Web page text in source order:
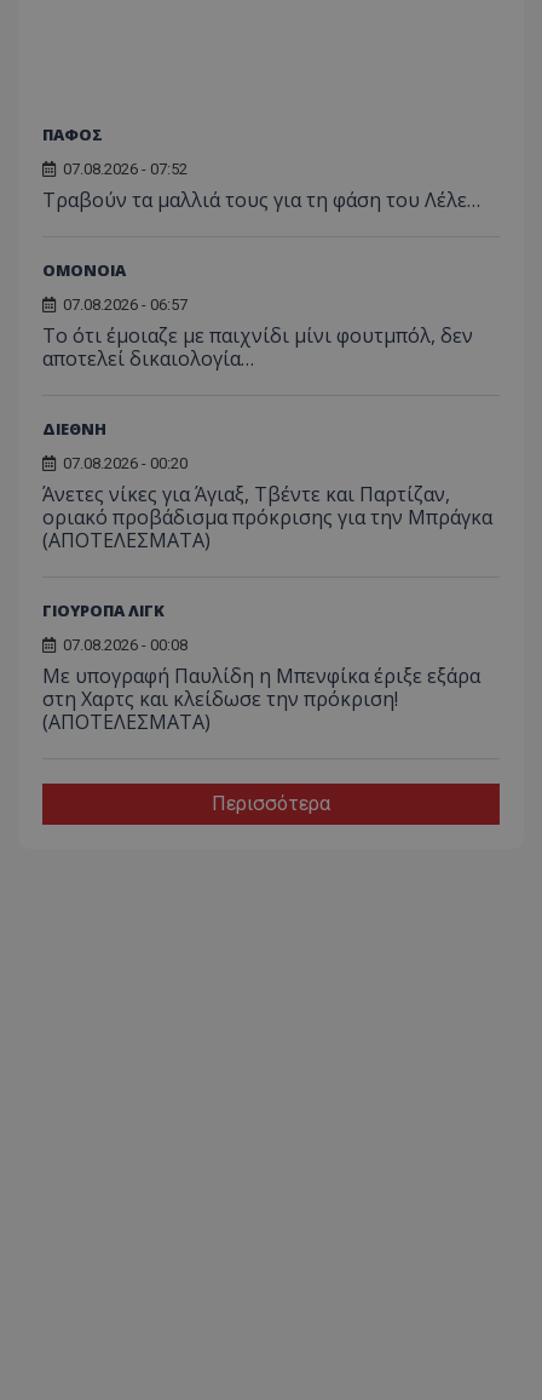
ΠΑΦΟΣ
07.08.2026 - 07:52
Τραβούν τα μαλλιά τους για τη φάση του Λέλε…
ΟΜΟΝΟΙΑ
07.08.2026 - 06:57
Το ότι έμοιαζε με παιχνίδι μίνι φουτμπόλ, δεν
αποτελεί δικαιολογία…
ΔΙΕΘΝΗ
07.08.2026 - 00:20
Άνετες νίκες για Άγιαξ, Τβέντε και Παρτίζαν,
οριακό προβάδισμα πρόκρισης για την Μπράγκα
(ΑΠΟΤΕΛΕΣΜΑΤΑ)
ΓΙΟΥΡΟΠΑ ΛΙΓΚ
07.08.2026 - 00:08
Με υπογραφή Παυλίδη η Μπενφίκα έριξε εξάρα
στη Χαρτς και κλείδωσε την πρόκριση!
(ΑΠΟΤΕΛΕΣΜΑΤΑ)
Περισσότερα